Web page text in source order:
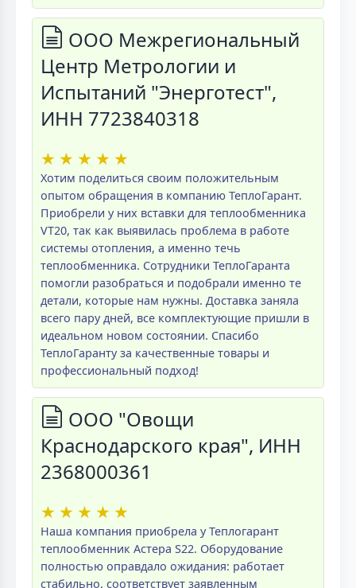
ООО Межрегиональный
Центр Метрологии и
Испытаний "Энерготест",
ИНН 7723840318
★ ★ ★ ★ ★
Хотим поделиться своим положительным
опытом обращения в компанию ТеплоГарант.
Приобрели у них вставки для теплообменника
VT20, так как выявилась проблема в работе
системы отопления, а именно течь
теплообменника. Сотрудники ТеплоГаранта
помогли разобраться и подобрали именно те
детали, которые нам нужны. Доставка заняла
всего пару дней, все комплектующие пришли в
идеальном новом состоянии. Спасибо
ТеплоГаранту за качественные товары и
профессиональный подход!
ООО "Овощи
Краснодарского края", ИНН
2368000361
★ ★ ★ ★ ★
Наша компания приобрела у Теплогарант
теплообменник Астера S22. Оборудование
полностью оправдало ожидания: работает
стабильно, соответствует заявленным